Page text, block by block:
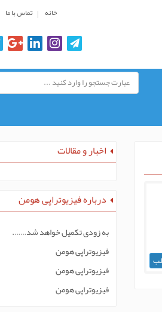
خانه تماس با ما
اخبار و مقالات
درباره فیزیوتراپی هومن
به زودی تکمیل خواهد شد…….
فیزیوتراپی هومن
فیزیوتراپی هومن
فیزیوتراپی هومن